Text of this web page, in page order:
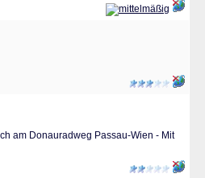
am Donauradweg Passau-Wien - Mit